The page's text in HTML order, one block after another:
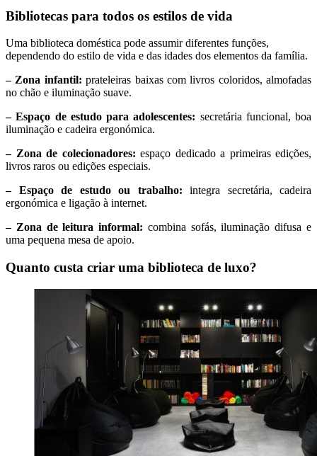
Bibliotecas para todos os estilos de vida
Uma biblioteca doméstica pode assumir diferentes funções,
dependendo do estilo de vida e das idades dos elementos da família.
– Zona infantil: prateleiras baixas com livros coloridos, almofadas
no chão e iluminação suave.
– Espaço de estudo para adolescentes: secretária funcional, boa
iluminação e cadeira ergonómica.
– Zona de colecionadores: espaço dedicado a primeiras edições,
livros raros ou edições especiais.
– Espaço de estudo ou trabalho: integra secretária, cadeira
ergonómica e ligação à internet.
– Zona de leitura informal: combina sofás, iluminação difusa e
uma pequena mesa de apoio.
Quanto custa criar uma biblioteca de luxo?